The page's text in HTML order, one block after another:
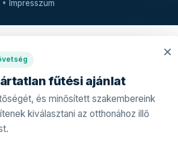
• Impresszum
×
fűtési ajánlat
és minősített szakembereink
kiválasztani az otthonához illő